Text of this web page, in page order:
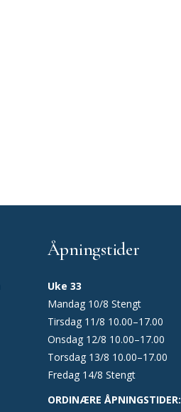
Åpningstider
Uke 33
Mandag 10/8 Stengt
Tirsdag 11/8 10.00–17.00
Onsdag 12/8 10.00–17.00
Torsdag 13/8 10.00–17.00
Fredag 14/8 Stengt
ORDINÆRE ÅPNINGSTIDER: